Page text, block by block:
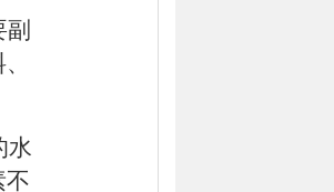
水
不